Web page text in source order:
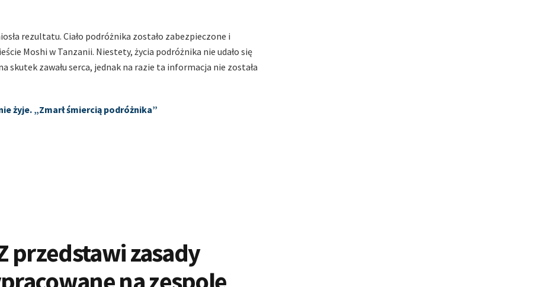
rezultatu. Ciało podróżnika zostało zabezpieczone i
Moshi w Tanzanii. Niestety, życia podróżnika nie udało się
skutek zawału serca, jednak na razie ta informacja nie została
żyje. „Zmarł śmiercią podróżnika”
przedstawi zasady